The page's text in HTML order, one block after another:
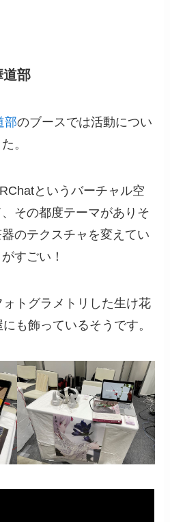
道部
部のブースでは活動につい
。
というバーチャル空
その都度テーマがありそ
のテクスチャを変えてい
すごい！
トグラメトリした生け花
も飾っているそうです。